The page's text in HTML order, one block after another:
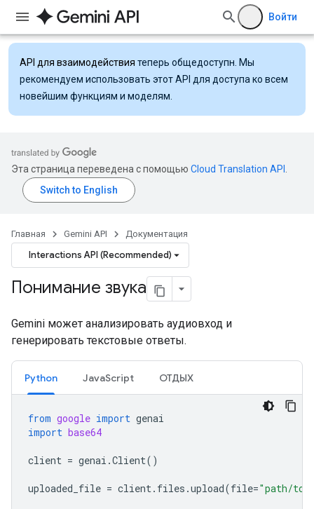
Войти
API для взаимодействия теперь общедоступн. Мы
рекомендуем использовать этот API для доступа ко всем
новейшим функциям и моделям.
Эта страница переведена с помощью Cloud Translation API
Главная Gemini API Документация
Interactions API (Recommended)
Понимание звука
Gemini может анализировать аудиовход и
генерировать текстовые ответы.
Python JavaScript ОТДЫХ
from google import genai
import base64
client = genai .Client()
uploaded_file = client. files .upload(file="path/to/